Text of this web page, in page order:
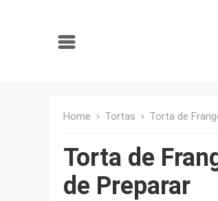
Home Tortas Torta de
Torta de
de Preparar